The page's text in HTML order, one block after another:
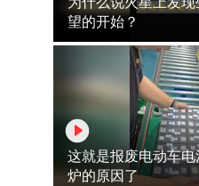
望的开始？
这就是报废电动车
炉的原因了